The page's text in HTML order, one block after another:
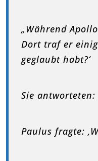
„Während
Dort traf er
geglaubt habt?‘
Sie
Paulus fragte: